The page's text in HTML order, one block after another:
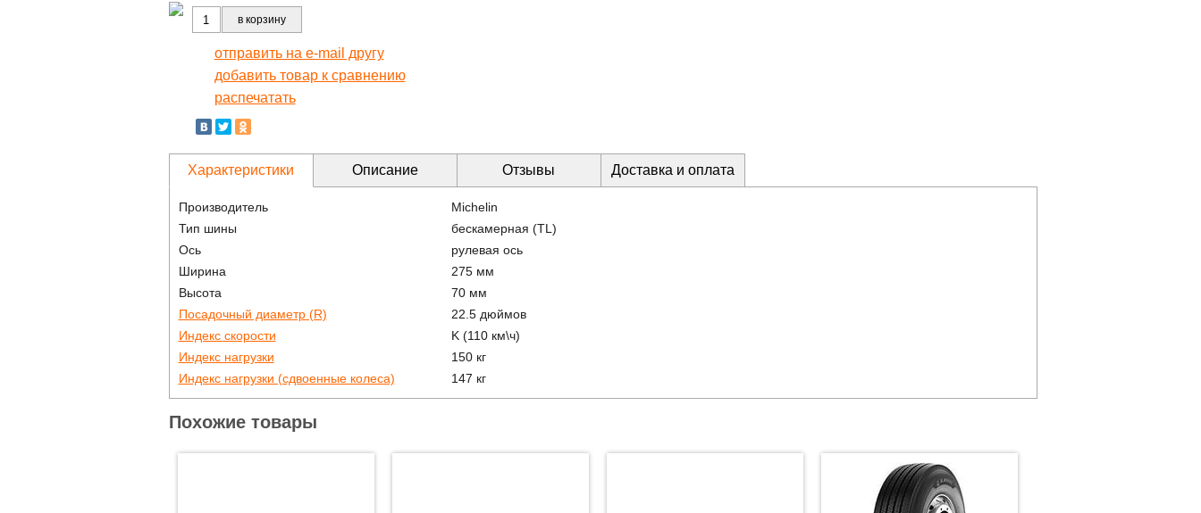
в корзину
отправить на e-mail другу
добавить товар к сравнению
распечатать
Характеристики Описание Отзывы Доставка и оплата
Производитель
Michelin
Тип шины
бескамерная (TL)
Ось
рулевая ось
Ширина
275 мм
Высота
70 мм
Посадочный диаметр (R)
22.5 дюймов
Индекс скорости
K (110 км\ч)
Индекс нагрузки
150 кг
Индекс нагрузки (сдвоенные колеса)
147 кг
Похожие товары